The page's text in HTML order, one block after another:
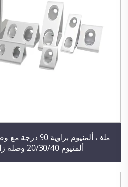
ملف ألمنيوم
ألمنيوم 20/30/40 وصلة زاوية مثلثية ثابتة